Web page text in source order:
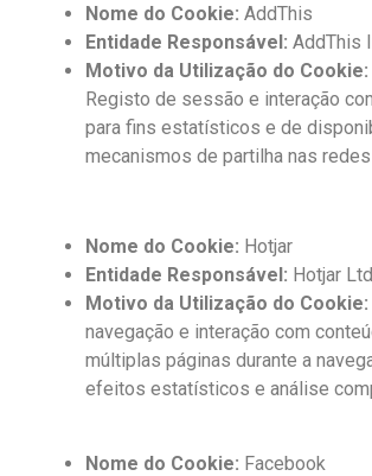
Nome do Cookie: AddThis
Entidade Responsável: AddThis
Motivo da Utilização do Cookie:
Registo de sessão e interação
para fins estatísticos e de
mecanismos de partilha nas
Nome do Cookie: Hotjar
Entidade Responsável: Hotjar
Motivo da Utilização do Cookie:
navegação e interação com
múltiplas páginas durante a
efeitos estatísticos e análise
Nome do Cookie: Facebook